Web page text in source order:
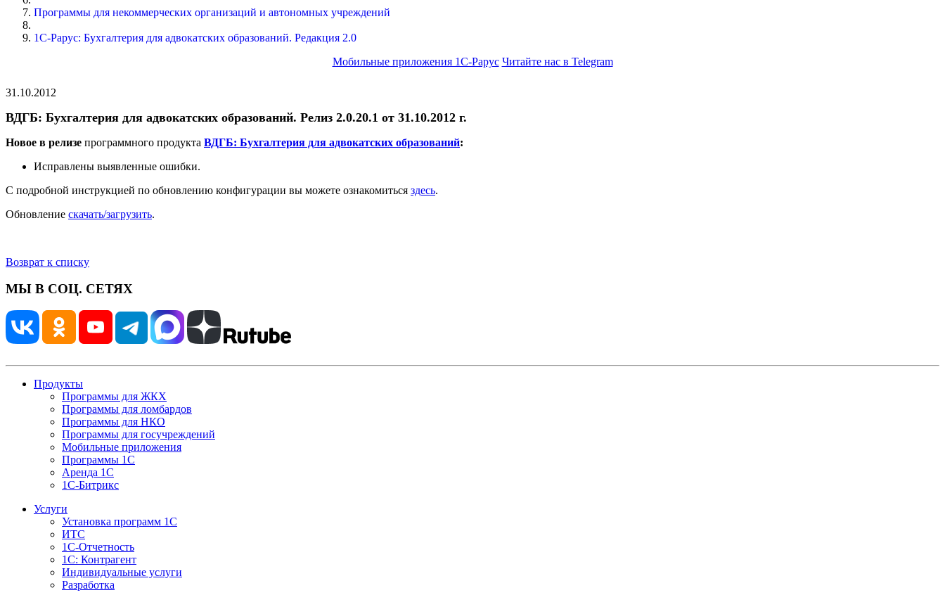
Программы для некоммерческих организаций и автономных учреждений
1С-Рарус: Бухгалтерия для адвокатских образований. Редакция 2.0
Мобильные приложения 1С-Рарус Читайте нас в Telegram
31.10.2012
ВДГБ: Бухгалтерия для адвокатских образований. Релиз 2.0.20.1 от 31.10.2012 г.
Новое в релизе программного продукта ВДГБ: Бухгалтерия для адвокатских образований:
Исправлены выявленные ошибки.
С подробной инструкцией по обновлению конфигурации вы можете ознакомиться здесь.
Обновление скачать/загрузить.
Возврат к списку
МЫ В СОЦ. СЕТЯХ
Продукты
Программы для ЖКХ
Программы для ломбардов
Программы для НКО
Программы для госучреждений
Мобильные приложения
Программы 1С
Аренда 1С
1С-Битрикс
Услуги
Установка программ 1С
ИТС
1С-Отчетность
1С: Контрагент
Индивидуальные услуги
Разработка